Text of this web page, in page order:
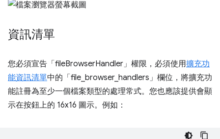
資訊清單
您必須宣告「fileBrowserHandler」權限，必須使用擴充功
能資訊清單中的「file_browser_handlers」欄位，將擴充功
能註冊為至少一個檔案類型的處理常式。您也應該提供會顯
示在按鈕上的 16x16 圖示。例如：